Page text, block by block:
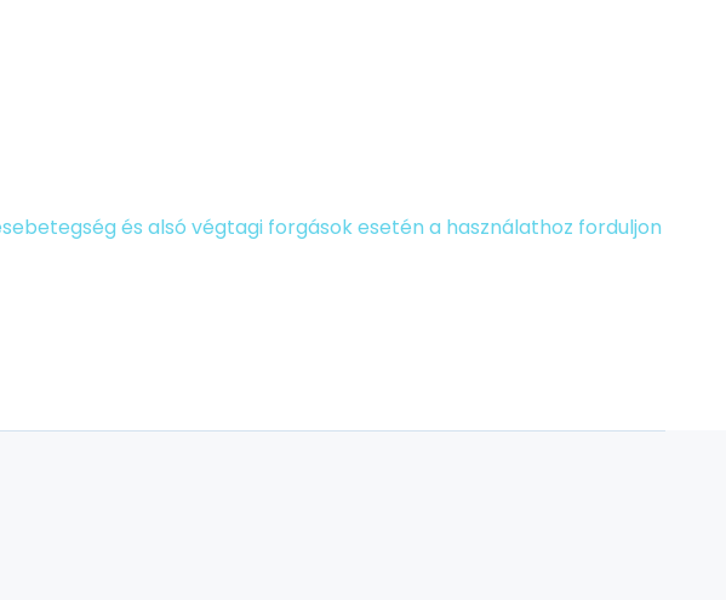
és alsó végtagi forgások esetén a használathoz forduljon